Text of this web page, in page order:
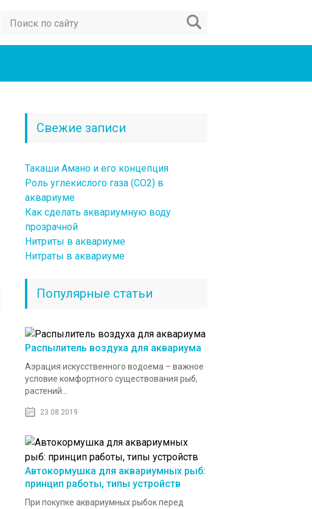
Свежие записи
Такаши Амано и его концепция
Роль углекислого газа (CO2) в
аквариуме
Как сделать аквариумную воду
прозрачной
Нитриты в аквариуме
Нитраты в аквариуме
Популярные статьи
Распылитель воздуха для аквариума
Аэрация искусственного водоема – важное
условие комфортного существования рыб,
растений...
23.08.2019
Автокормушка для аквариумных рыб:
принцип работы, типы устройств
При покупке аквариумных рыбок перед